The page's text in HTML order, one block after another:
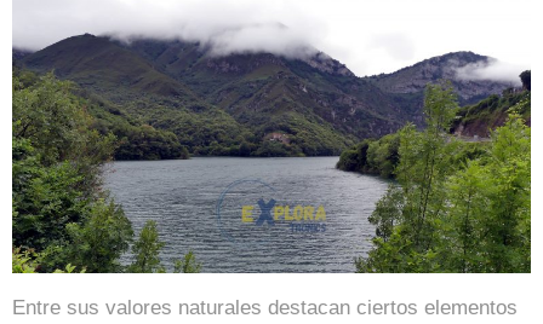
Entre sus valores naturales destacan ciertos elementos